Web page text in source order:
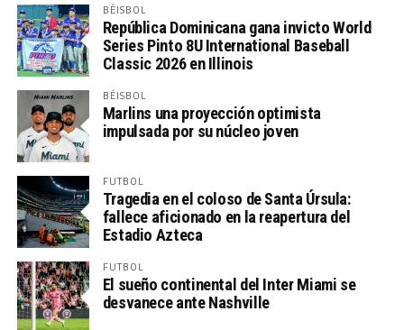
BÉISBOL
República Dominicana gana invicto World
Series Pinto 8U International Baseball
Classic 2026 en Illinois
BÉISBOL
Marlins una proyección optimista
impulsada por su núcleo joven
FUTBOL
Tragedia en el coloso de Santa Úrsula:
fallece aficionado en la reapertura del
Estadio Azteca
FUTBOL
El sueño continental del Inter Miami se
desvanece ante Nashville